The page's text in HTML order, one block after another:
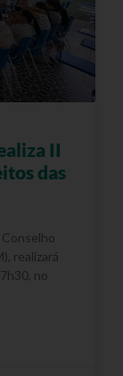
II
das
realizará
no